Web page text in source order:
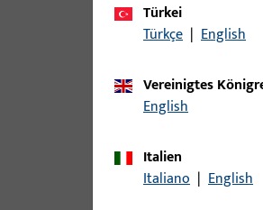
B-78430-
Türkei
Türkçe | English
Vereinigtes
English
Italien
Italiano | English